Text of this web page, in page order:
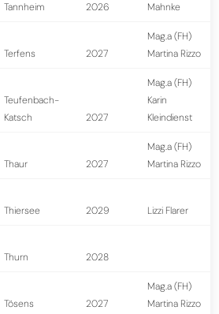
Tannheim 2026
Mahnke
Terfens 2027
Mag.a (FH)
Martina Rizzo
Teufenbach-
Katsch
2027
Mag.a (FH)
Karin
Kleindienst
Thaur 2027
Mag.a (FH)
Martina Rizzo
Thiersee 2029 Lizzi Flarer
Thurn 2028
Tösens 2027
Mag.a (FH)
Martina Rizzo